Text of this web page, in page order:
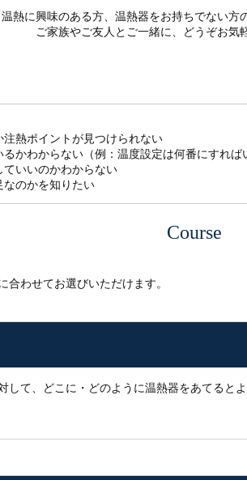
温熱に興味のある方、温熱器をお持ちでない方
ご家族やご友人とご一緒に、どうぞお気
注熱ポイントが見つけられない
かわからない（例：温度設定は何番にすれば
ていいのかわからない
なのかを知りたい
Course
合わせてお選びいただけます。
して、どこに・どのように温熱器をあてると